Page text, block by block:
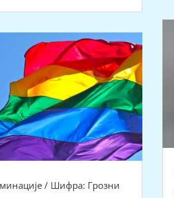
/ Шифра: Грозни